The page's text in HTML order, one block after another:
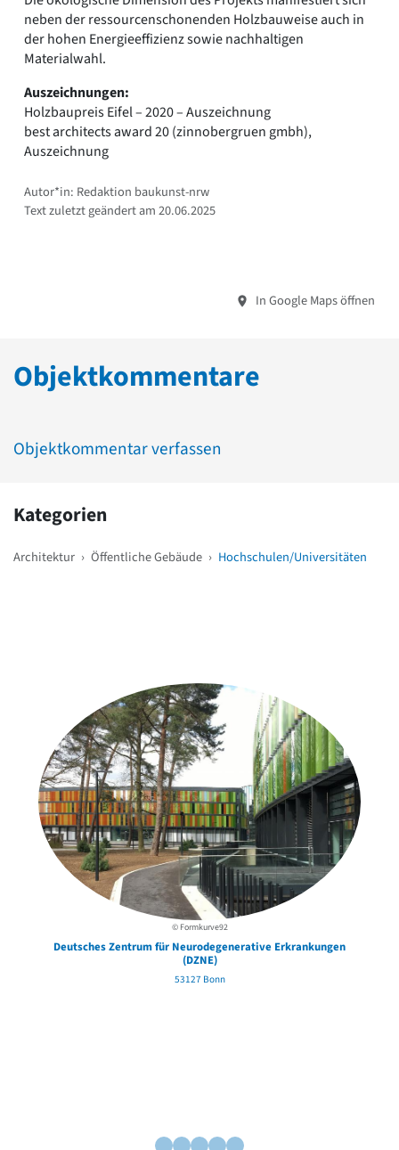
neben der ressourcenschonenden Holzbauweise auch in
der hohen Energieeffizienz sowie nachhaltigen
Materialwahl.
Auszeichnungen:
Holzbaupreis Eifel – 2020 – Auszeichnung
best architects award 20 (zinnobergruen gmbh),
Auszeichnung
Autor*in: Redaktion baukunst-nrw
Text zuletzt geändert am 20.06.2025
In Google Maps öffnen
Objektkommentare
Objektkommentar verfassen
Kategorien
Architektur › Öffentliche Gebäude › Hochschulen/Universitäten
© Formkurve92
Deutsches Zentrum für Neurodegenerative Erkrankungen
(DZNE)
53127 Bonn